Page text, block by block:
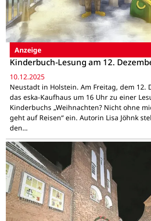
Anzeige
Kinderbuch-Lesung am 12.
10.12.2025
Neustadt in Holstein. Am Freitag, dem 12.
das eska-Kaufhaus um 16 Uhr zu einer
Kinderbuchs „Weihnachten? Nicht ohne
geht auf Reisen“ ein. Autorin Lisa Jöhnk
den…